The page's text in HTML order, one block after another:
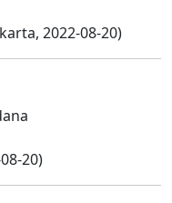
2022-08-20)
20)